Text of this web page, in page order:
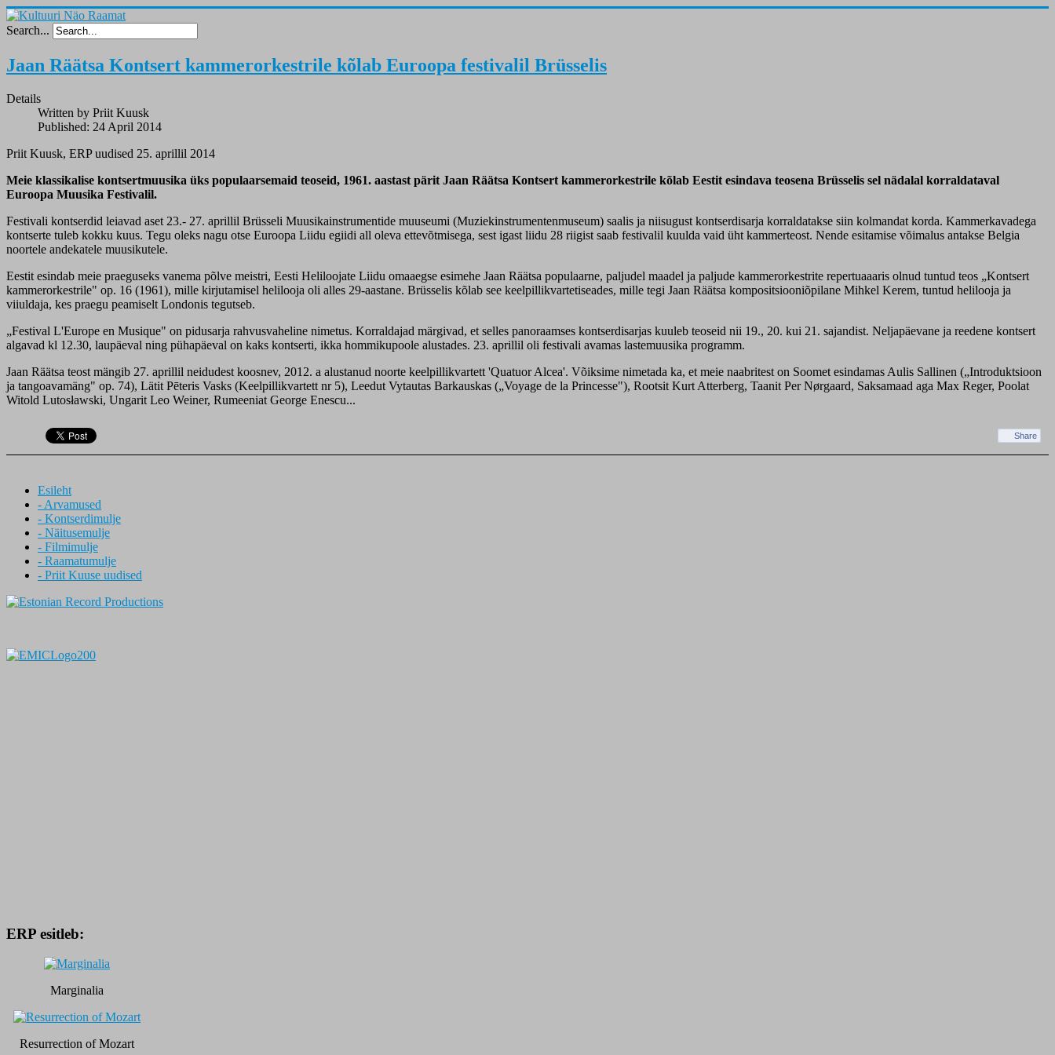
Search...
Jaan Räätsa Kontsert kammerorkestrile kõlab Euroopa festivalil Brüsselis
Details
Written by Priit Kuusk
Published: 24 April 2014
Priit Kuusk, ERP uudised 25. aprillil 2014
Meie klassikalise kontsertmuusika üks populaarsemaid teoseid, 1961. aastast pärit Jaan Räätsa Kontsert kammerorkestrile kõlab Eestit esindava teosena Brüsselis sel nädalal korraldataval
Euroopa Muusika Festivalil.
Festivali kontserdid leiavad aset 23.- 27. aprillil Brüsseli Muusikainstrumentide muuseumi (Muziekinstrumentenmuseum) saalis ja niisugust kontserdisarja korraldatakse siin kolmandat korda. Kammerkavadega
kontserte tuleb kokku kuus. Tegu oleks nagu otse Euroopa Liidu egiidi all oleva ettevõtmisega, sest igast liidu 28 riigist saab festivalil kuulda vaid üht kammerteost. Nende esitamise võimalus antakse Belgia
noortele andekatele muusikutele.
Eestit esindab meie praeguseks vanema põlve meistri, Eesti Heliloojate Liidu omaaegse esimehe Jaan Räätsa populaarne, paljudel maadel ja paljude kammerorkestrite repertuaaaris olnud tuntud teos „Kontsert
kammerorkestrile" op. 16 (1961), mille kirjutamisel helilooja oli alles 29-aastane. Brüsselis kõlab see keelpillikvartetiseades, mille tegi Jaan Räätsa kompositsiooniõpilane Mihkel Kerem, tuntud helilooja ja
viiuldaja, kes praegu peamiselt Londonis tegutseb.
„Festival L'Europe en Musique" on pidusarja rahvusvaheline nimetus. Korraldajad märgivad, et selles panoraamses kontserdisarjas kuuleb teoseid nii 19., 20. kui 21. sajandist. Neljapäevane ja reedene kontsert
algavad kl 12.30, laupäeval ning pühapäeval on kaks kontserti, ikka hommikupoole alustades. 23. aprillil oli festivali avamas lastemuusika programm.
Jaan Räätsa teost mängib 27. aprillil neidudest koosnev, 2012. a alustanud noorte keelpillikvartett 'Quatuor Alcea'. Võiksime nimetada ka, et meie naabritest on Soomet esindamas Aulis Sallinen („Introduktsioon
ja tangoavamäng" op. 74), Lätit Pēteris Vasks (Keelpillikvartett nr 5), Leedut Vytautas Barkauskas („Voyage de la Princesse"), Rootsit Kurt Atterberg, Taanit Per Nørgaard, Saksamaad aga Max Reger, Poolat
Witold Lutosławski, Ungarit Leo Weiner, Rumeeniat George Enescu...
Share
Esileht
- Arvamused
- Kontserdimulje
- Näitusemulje
- Filmimulje
- Raamatumulje
- Priit Kuuse uudised
ERP esitleb:
Marginalia
Resurrection of Mozart